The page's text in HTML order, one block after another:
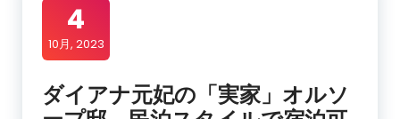
4
10月, 2023
ダイアナ元妃の「実家」オルソ